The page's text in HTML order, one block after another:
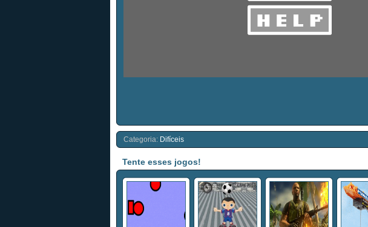
Categoria: Difíceis
Tente esses jogos!